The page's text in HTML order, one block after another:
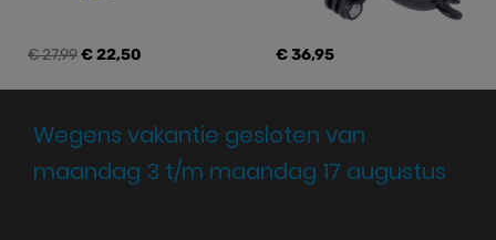
€ 27,99€ 22,50 € 36,95
Wegens vakantie gesloten van
maandag 3 t/m maandag 17 augustus